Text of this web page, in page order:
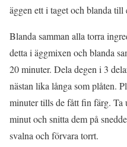
äggen ett i taget och blanda till
Blanda samman alla torra
detta i äggmixen och blanda
20 minuter. Dela degen i 3
nästan lika långa som plåten.
minuter tills de fått fin färg. Ta
minut och snitta dem på
svalna och förvara torrt.